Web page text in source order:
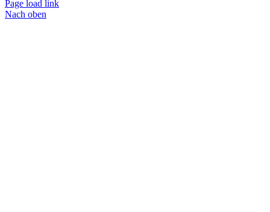
Page load link
Nach oben